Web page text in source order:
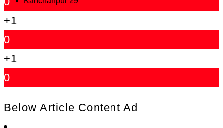
+1
0
+1
0
Below Article Content Ad